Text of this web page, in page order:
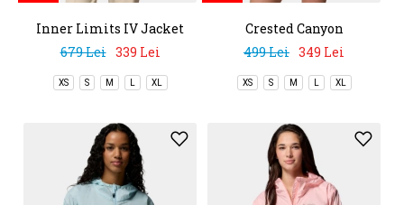
Inner Limits IV Jacket
679 Lei 339 Lei
XS S M L XL
Crested Canyon
Windbreaker
499 Lei 349 Lei
XS S M L XL